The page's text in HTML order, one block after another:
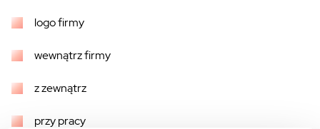
logo firmy
wewnątrz firmy
z zewnątrz
przy pracy